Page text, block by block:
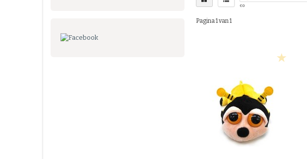
€0
Pagina 1 van 1